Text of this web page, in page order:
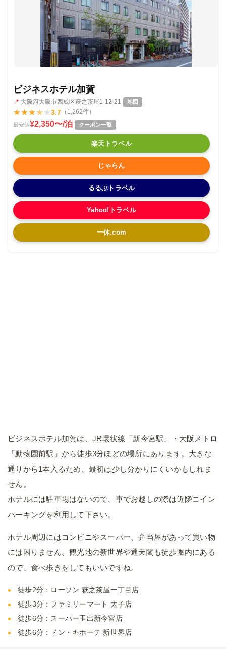
ビジネスホテル加賀
📍 大阪府大阪市西成区萩之茶屋1-12-21 地図
★★★★★3.7 （1,262件）
最安値¥2,350〜/泊 クーポン一覧
楽天トラベル
じゃらん
るるぶトラベル
Yahoo!トラベル
一休.com
ビジネスホテル加賀は、JR環状線「新今宮駅」・大阪メトロ
「動物園前駅」から徒歩3分ほどの場所にあります。大きな
通りから1本入るため、最初は少し分かりにくいかもしれま
せん。
ホテルには駐車場はないので、車でお越しの際は近隣コイン
パーキングを利用して下さい。
ホテル周辺にはコンビニやスーパー、弁当屋があって買い物
には困りません。観光地の新世界や通天閣も徒歩圏内にある
ので、食べ歩きをしてもいいですね。
徒歩2分：ローソン 萩之茶屋一丁目店
徒歩3分：ファミリーマート 太子店
徒歩6分：スーパー玉出新今宮店
徒歩6分：ドン・キホーテ 新世界店